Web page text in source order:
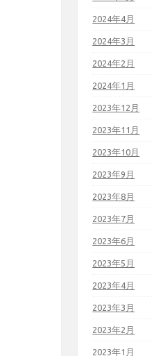
2024年4月
2024年3月
2024年2月
2024年1月
2023年12月
2023年11月
2023年10月
2023年9月
2023年8月
2023年7月
2023年6月
2023年5月
2023年4月
2023年3月
2023年2月
2023年1月